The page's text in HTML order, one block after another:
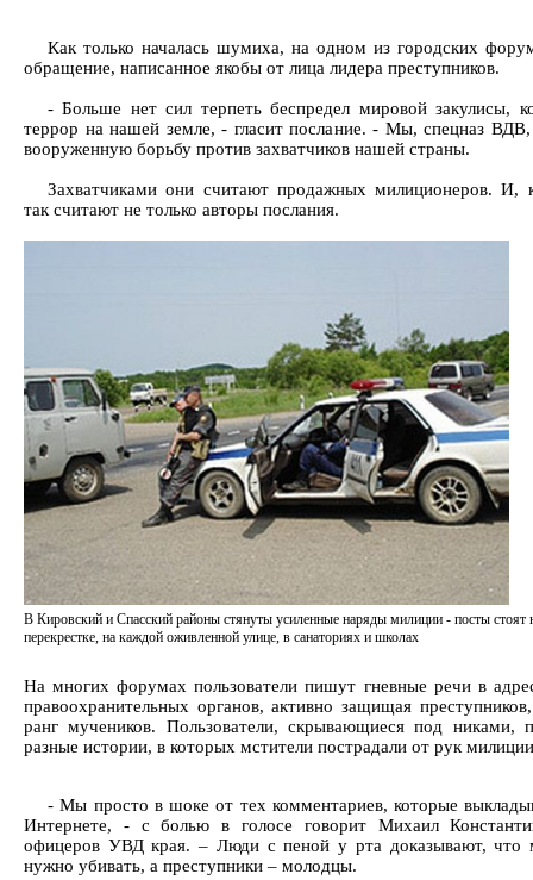
Как только началась шумиха, на одном из городских
обращение, написанное якобы от лица лидера преступников.
- Больше нет сил терпеть беспредел мировой закулисы,
террор на нашей земле, - гласит послание. - Мы, спецназ ВДВ,
вооруженную борьбу против захватчиков нашей страны.
Захватчиками они считают продажных милиционеров. И,
так считают не только авторы послания.
В Кировский и Спасский районы стянуты усиленные наряды милиции - посты стоят
перекрестке, на каждой оживленной улице, в санаториях и школах
На многих форумах пользователи пишут гневные речи в
правоохранительных органов, активно защищая
ранг мучеников. Пользователи, скрывающиеся под никами,
разные истории, в которых мстители пострадали от рук
- Мы просто в шоке от тех комментариев, которые
Интернете, - с болью в голосе говорит Михаил
офицеров УВД края. – Люди с пеной у рта доказывают, что
нужно убивать, а преступники – молодцы.